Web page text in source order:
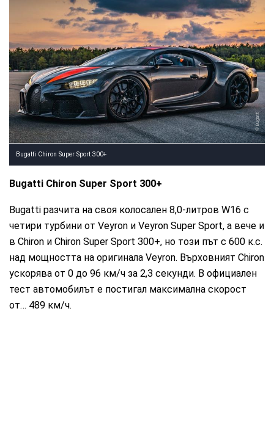
Bugatti
Bugatti Chiron Super Sport 300+
Bugatti Chiron Super Sport 300+
Bugatti разчита на своя колосален 8,0-литров W16 с
четири турбини от Veyron и Veyron Super Sport, а вече и
в Chiron и Chiron Super Sport 300+, но този път с 600 к.с.
над мощността на оригинала Veyron. Върховният Chiron
ускорява от 0 до 96 км/ч за 2,3 секунди. В официален
тест автомобилът е постигал максимална скорост
от… 489 км/ч.